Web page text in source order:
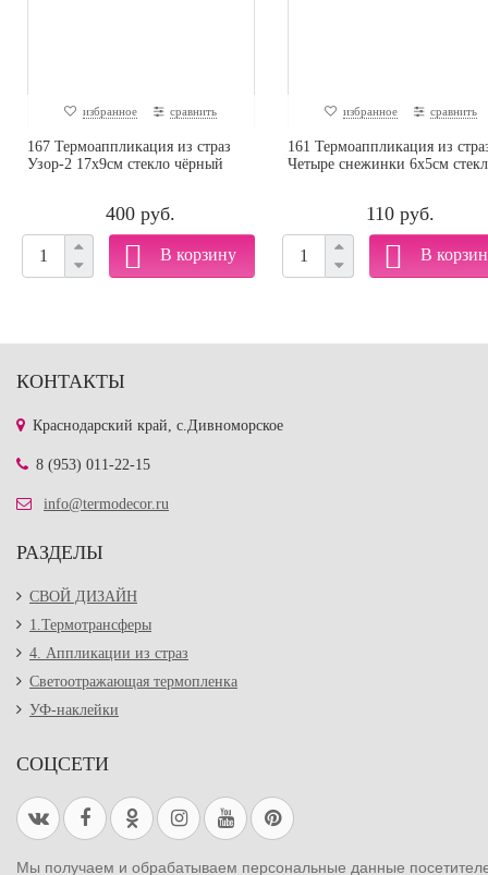
избранное сравнить
167 Термоаппликация из страз
Узор-2 17х9см стекло чёрный
400 руб.
избранное сравнить
161 Термоаппликация из
Четыре снежинки 6х5см
110 руб.
КОНТАКТЫ
Краснодарский край, с.Дивноморское
8 (953) 011-22-15
info@termodecor.ru
РАЗДЕЛЫ
СВОЙ ДИЗАЙН
1.Термотрансферы
4. Аппликации из страз
Светоотражающая термопленка
УФ-наклейки
СОЦСЕТИ
Мы получаем и обрабатываем персональные данные